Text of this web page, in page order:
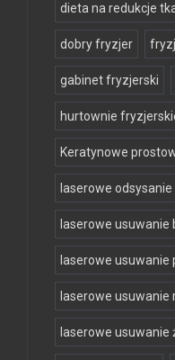
dieta na redukcje
dobry fryzjer
gabinet fryzjerski
hurtownie
Keratynowe
laserowe
laserowe usuwanie
laserowe usuwanie
laserowe
laserowe usuwanie